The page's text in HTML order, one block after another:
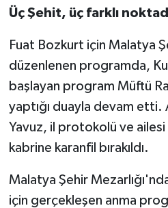
Üç Şehit, üç farklı
Fuat Bozkurt için Malatya
düzenlenen programda,
başlayan program Müftü
yaptığı duayla devam etti.
Yavuz, il protokolü ve
kabrine karanfil bırakıldı.
Malatya Şehir
için gerçekleşen anma